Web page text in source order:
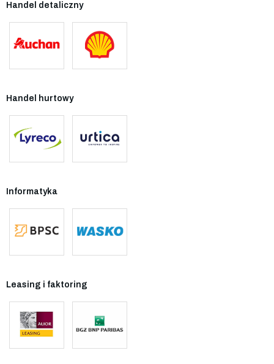
Handel detaliczny
Handel hurtowy
Informatyka
Leasing i faktoring